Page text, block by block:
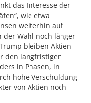
das Interesse der
wie etwa
weiterhin auf
der Wahl noch länger
bleiben Aktien
den langfristigen
in Phasen, in
hohe Verschuldung
von Aktien noch